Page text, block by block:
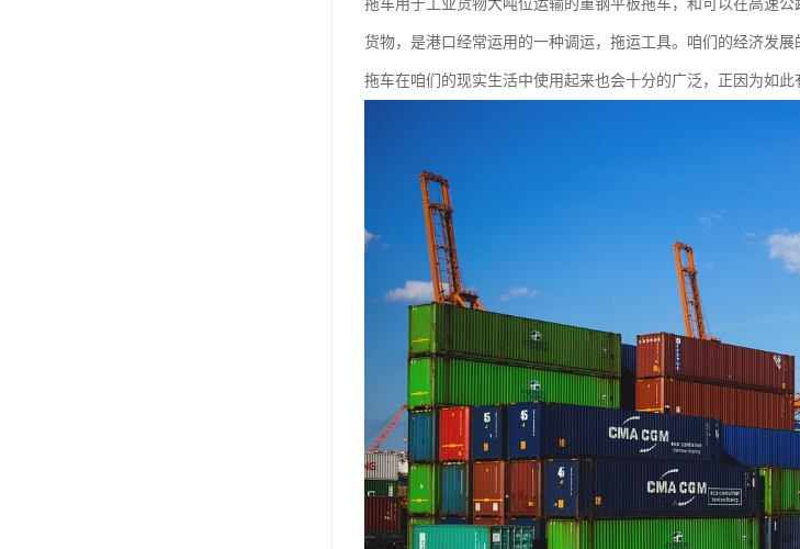
拖车用于工业货物大吨位运输的重钢平板拖车，和可以在高速
货物，是港口经常运用的一种调运，拖运工具。咱们的经济发
拖车在咱们的现实生活中使用起来也会十分的广泛，正因为如